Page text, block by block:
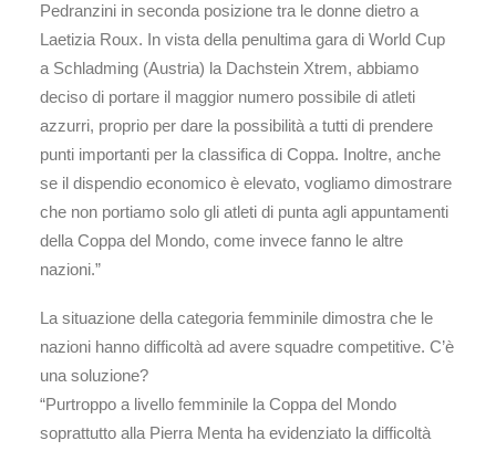
Pedranzini in seconda posizione tra le donne dietro a
Laetizia Roux. In vista della penultima gara di World Cup
a Schladming (Austria) la Dachstein Xtrem, abbiamo
deciso di portare il maggior numero possibile di atleti
azzurri, proprio per dare la possibilità a tutti di prendere
punti importanti per la classifica di Coppa. Inoltre, anche
se il dispendio economico è elevato, vogliamo dimostrare
che non portiamo solo gli atleti di punta agli appuntamenti
della Coppa del Mondo, come invece fanno le altre
nazioni.”
La situazione della categoria femminile dimostra che le
nazioni hanno difficoltà ad avere squadre competitive. C’è
una soluzione?
“Purtroppo a livello femminile la Coppa del Mondo
soprattutto alla Pierra Menta ha evidenziato la difficoltà